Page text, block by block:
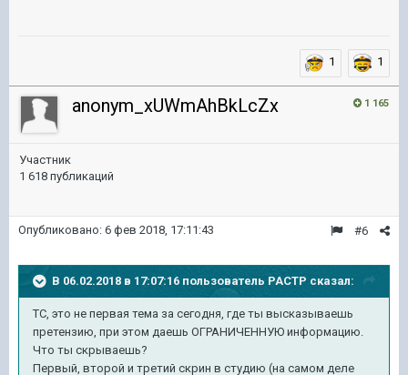
1 1
1 165
anonym_xUWmAhBkLcZx
Участник
1 618 публикаций
#6
Опубликовано: 6 фев 2018, 17:11:43
В 06.02.2018 в 17:07:16 пользователь PACTP сказал:
ТС, это не первая тема за сегодня, где ты высказываешь
претензию, при этом даешь ОГРАНИЧЕННУЮ информацию.
Что ты скрываешь?
Первый, второй и третий скрин в студию (на самом деле